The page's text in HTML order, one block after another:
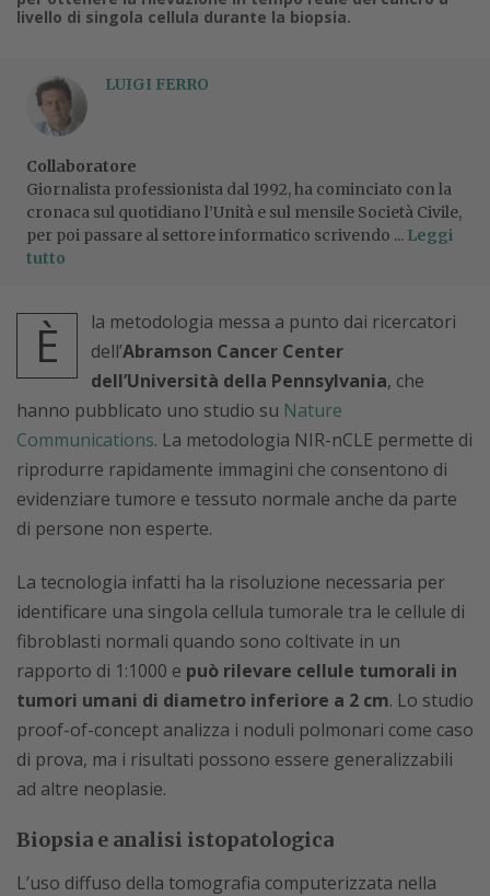
livello di singola cellula durante la biopsia.
LUIGI FERRO
Collaboratore
Giornalista professionista dal 1992, ha cominciato con la
cronaca sul quotidiano l’Unità e sul mensile Società Civile,
per poi passare al settore informatico scrivendo ... Leggi
tutto
È
la metodologia messa a punto dai ricercatori
dell’Abramson Cancer Center
dell’Università della Pennsylvania, che
hanno pubblicato uno studio su Nature
Communications. La metodologia NIR-nCLE permette di
riprodurre rapidamente immagini che consentono di
evidenziare tumore e tessuto normale anche da parte
di persone non esperte.
La tecnologia infatti ha la risoluzione necessaria per
identificare una singola cellula tumorale tra le cellule di
fibroblasti normali quando sono coltivate in un
rapporto di 1:1000 e può rilevare cellule tumorali in
tumori umani di diametro inferiore a 2 cm. Lo studio
proof-of-concept analizza i noduli polmonari come caso
di prova, ma i risultati possono essere generalizzabili
ad altre neoplasie.
Biopsia e analisi istopatologica
L’uso diffuso della tomografia computerizzata nella